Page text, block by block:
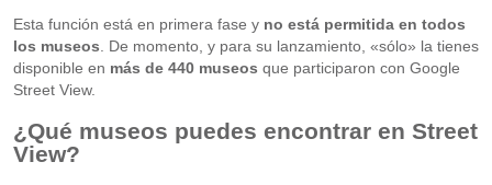
Esta función está en primera fase y no está permitida en todos
los museos . De momento, y para su lanzamiento, «sólo» la tienes
disponible en más de 440 museos que participaron con Google
Street View.
¿Qué museos puedes encontrar en Street
View?